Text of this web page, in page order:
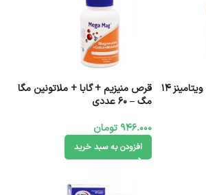
ساشه منیزیم 400 مگنوم ویتامینز 14
قرص منیزیم + گابا + ملاتونین مگا
مگ – 60 عددی
946.000 تومان
افزودن به سبد خرید